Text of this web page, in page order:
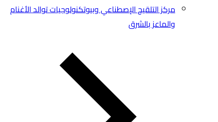
مركز التلقيح الإصطناعي وبيوتكنولوجيات توالد الأغنام
والماعز بالشرق